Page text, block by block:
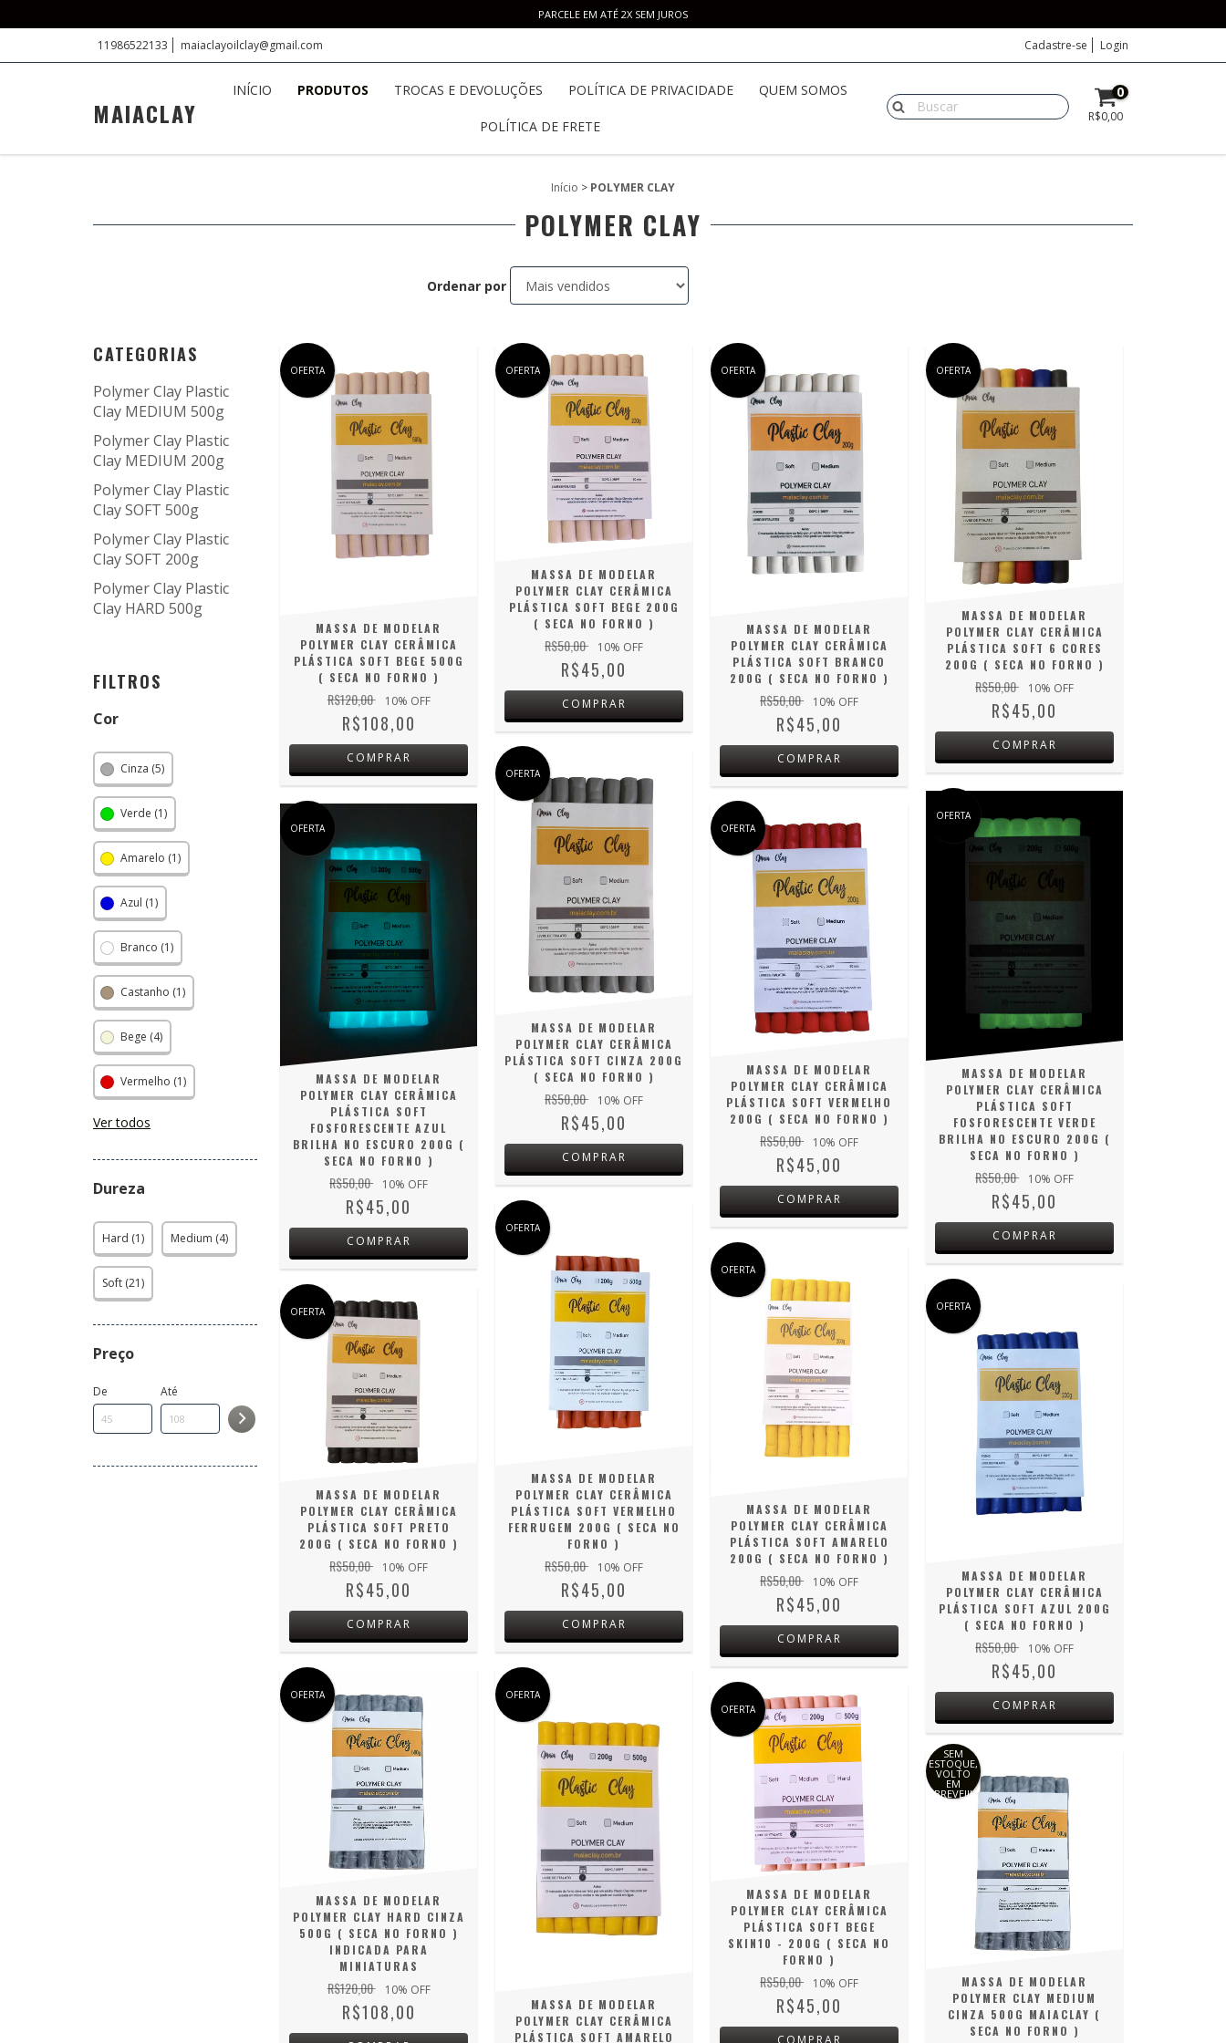
PARCELE EM ATÉ 2X SEM JUROS
11986522133 maiaclayoilclay@gmail.com Cadastre-se Login
MAIACLAY
INÍCIO PRODUTOS TROCAS E DEVOLUÇÕES POLÍTICA DE PRIVACIDADE QUEM SOMOS
POLÍTICA DE FRETE
0
R$0,00
Início > POLYMER CLAY
POLYMER CLAY
Ordenar por
CATEGORIAS
Polymer Clay Plastic
Clay MEDIUM 500g
Polymer Clay Plastic
Clay MEDIUM 200g
Polymer Clay Plastic
Clay SOFT 500g
Polymer Clay Plastic
Clay SOFT 200g
Polymer Clay Plastic
Clay HARD 500g
FILTROS
Cor
Cinza (5)
Verde (1)
Amarelo (1)
Azul (1)
Branco (1)
Castanho (1)
Bege (4)
Vermelho (1)
Ver todos
Dureza
Hard (1) Medium (4)
Soft (21)
Preço
De Até
OFERTA
MASSA DE MODELAR
POLYMER CLAY CERÂMICA
PLÁSTICA SOFT BEGE 500G
( SECA NO FORNO )
R$120,00 10% OFF
R$108,00
COMPRAR
OFERTA
MASSA DE MODELAR
POLYMER CLAY CERÂMICA
PLÁSTICA SOFT BEGE 200G
( SECA NO FORNO )
R$50,00 10% OFF
R$45,00
COMPRAR
OFERTA
MASSA DE MODELAR
POLYMER CLAY CERÂMICA
PLÁSTICA SOFT BRANCO
200G ( SECA NO FORNO )
R$50,00 10% OFF
R$45,00
COMPRAR
OFERTA
MASSA DE MODELAR
POLYMER CLAY CERÂMICA
PLÁSTICA SOFT 6 CORES
200G ( SECA NO FORNO )
R$50,00 10% OFF
R$45,00
COMPRAR
OFERTA
MASSA DE MODELAR
POLYMER CLAY CERÂMICA
PLÁSTICA SOFT
FOSFORESCENTE AZUL
BRILHA NO ESCURO 200G (
SECA NO FORNO )
R$50,00 10% OFF
R$45,00
COMPRAR
OFERTA
MASSA DE MODELAR
POLYMER CLAY CERÂMICA
PLÁSTICA SOFT CINZA 200G
( SECA NO FORNO )
R$50,00 10% OFF
R$45,00
COMPRAR
OFERTA
MASSA DE MODELAR
POLYMER CLAY CERÂMICA
PLÁSTICA SOFT VERMELHO
200G ( SECA NO FORNO )
R$50,00 10% OFF
R$45,00
COMPRAR
OFERTA
MASSA DE MODELAR
POLYMER CLAY CERÂMICA
PLÁSTICA SOFT
FOSFORESCENTE VERDE
BRILHA NO ESCURO 200G (
SECA NO FORNO )
R$50,00 10% OFF
R$45,00
COMPRAR
OFERTA
MASSA DE MODELAR
POLYMER CLAY CERÂMICA
PLÁSTICA SOFT PRETO
200G ( SECA NO FORNO )
R$50,00 10% OFF
R$45,00
COMPRAR
OFERTA
MASSA DE MODELAR
POLYMER CLAY CERÂMICA
PLÁSTICA SOFT VERMELHO
FERRUGEM 200G ( SECA NO
FORNO )
R$50,00 10% OFF
R$45,00
COMPRAR
OFERTA
MASSA DE MODELAR
POLYMER CLAY CERÂMICA
PLÁSTICA SOFT AMARELO
200G ( SECA NO FORNO )
R$50,00 10% OFF
R$45,00
COMPRAR
OFERTA
MASSA DE MODELAR
POLYMER CLAY CERÂMICA
PLÁSTICA SOFT AZUL 200G
( SECA NO FORNO )
R$50,00 10% OFF
R$45,00
COMPRAR
OFERTA
MASSA DE MODELAR
POLYMER CLAY HARD CINZA
500G ( SECA NO FORNO )
INDICADA PARA
MINIATURAS
R$120,00 10% OFF
R$108,00
OFERTA
MASSA DE MODELAR
POLYMER CLAY CERÂMICA
PLÁSTICA SOFT AMARELO
OFERTA
MASSA DE MODELAR
POLYMER CLAY CERÂMICA
PLÁSTICA SOFT BEGE
SKIN10 - 200G ( SECA NO
FORNO )
R$50,00 10% OFF
R$45,00
SEM
ESTOQUE,
VOLTO
EM
BREVE!!!
MASSA DE MODELAR
POLYMER CLAY MEDIUM
CINZA 500G MAIACLAY (
SECA NO FORNO )